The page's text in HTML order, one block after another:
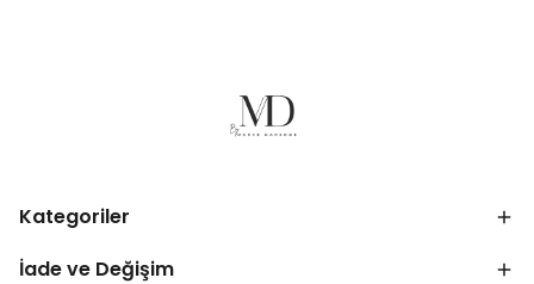
Kategoriler
İade ve Değişim